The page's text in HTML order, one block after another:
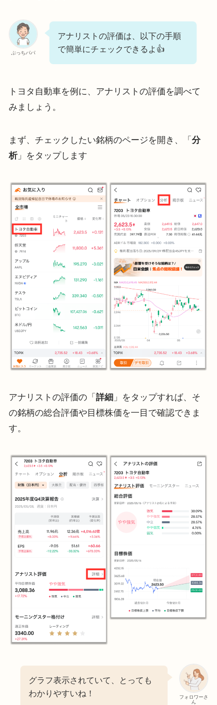
ぶっちパパ
アナリストの評価は、以下の手順
で簡単にチェックできるよ👍
トヨタ自動車を例に、アナリストの評価を調べて
みましょう。
まず、チェックしたい銘柄のページを開き、「 分
析」をタップします
アナリストの評価の「 詳細」をタップすれば、そ
の銘柄の総合評価や目標株価を一目で確認できま
す。
フォロワーさ
ん
グラフ表示されていて、とっても
わかりやすいね！